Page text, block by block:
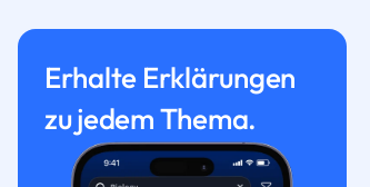
Erhalte Erklärungen
zu jedem Thema.